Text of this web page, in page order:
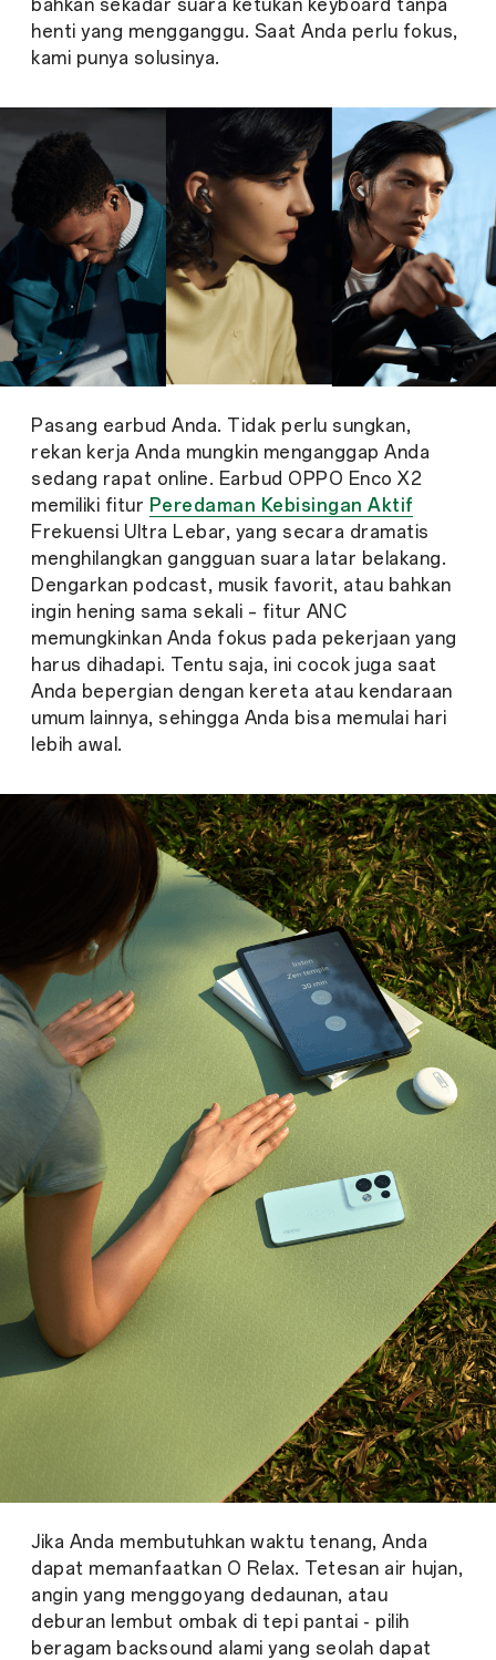
bahkan sekadar suara ketukan keyboard tanpa
henti yang mengganggu. Saat Anda perlu fokus,
kami punya solusinya.
Pasang earbud Anda. Tidak perlu sungkan,
rekan kerja Anda mungkin menganggap Anda
sedang rapat online. Earbud OPPO Enco X2
memiliki fitur Peredaman Kebisingan Aktif
Frekuensi Ultra Lebar, yang secara dramatis
menghilangkan gangguan suara latar belakang.
Dengarkan podcast, musik favorit, atau bahkan
ingin hening sama sekali – fitur ANC
memungkinkan Anda fokus pada pekerjaan yang
harus dihadapi. Tentu saja, ini cocok juga saat
Anda bepergian dengan kereta atau kendaraan
umum lainnya, sehingga Anda bisa memulai hari
lebih awal.
Jika Anda membutuhkan waktu tenang, Anda
dapat memanfaatkan O Relax. Tetesan air hujan,
angin yang menggoyang dedaunan, atau
deburan lembut ombak di tepi pantai - pilih
beragam backsound alami yang seolah dapat